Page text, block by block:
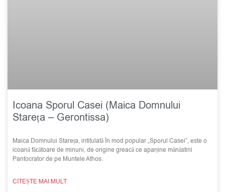
Icoana Sporul Casei (Maica Domnului
Stareța – Gerontissa)
Maica Domnului Stareța, intitulată în mod popular „Sporul Casei”, este o
icoană făcătoare de minuni, de origine greacă ce aparține mănăstirii
Pantocrator de pe Muntele Athos.
CITEȘTE MAI MULT